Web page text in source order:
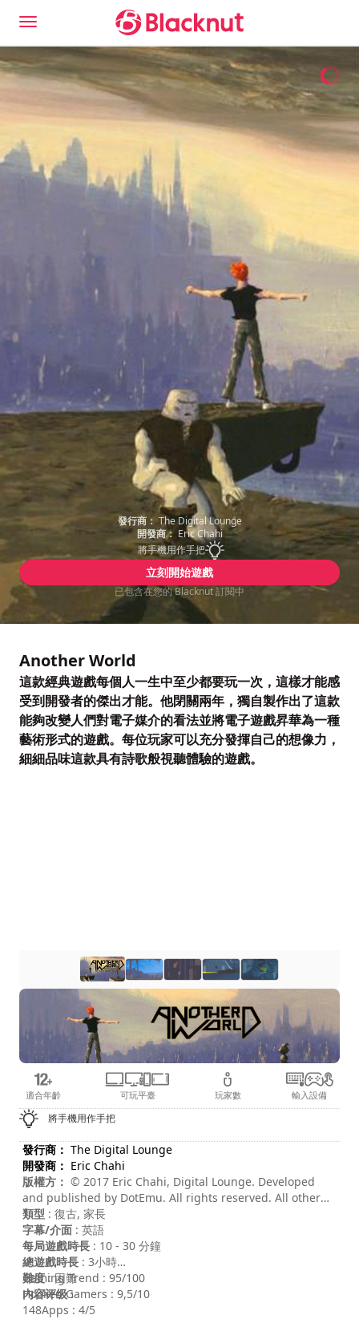
發行商： The Digital Lounge
開發商： Eric Chahi
將手機用作手把
立刻開始遊戲
已包含在您的 Blacknut 訂閱中
Another World
這款經典遊戲每個人一生中至少都要玩一次，這樣才能感
受到開發者的傑出才能。他閉關兩年，獨自製作出了這款
能夠改變人們對電子媒介的看法並將電子遊戲昇華為一種
藝術形式的遊戲。每位玩家可以充分發揮自己的想像力，
細細品味這款具有詩歌般視聽體驗的遊戲。
適合年齡 可玩平臺 玩家數 輸入設備
將手機用作手把
發行商： The Digital Lounge
開發商： Eric Chahi
版權方： © 2017 Eric Chahi, Digital Lounge. Developed
and published by DotEmu. All rights reserved. All other
trademarks, logos, and copyrights are property of their
respective owners.
類型 : 復古, 家長
字幕/介面 : 英語
每局遊戲時長 : 10 - 30 分鐘
總遊戲時長 : 3小時
難度: 困難
内容评级:
Gaming Trend : 95/100
Hooked Gamers : 9,5/10
148Apps : 4/5